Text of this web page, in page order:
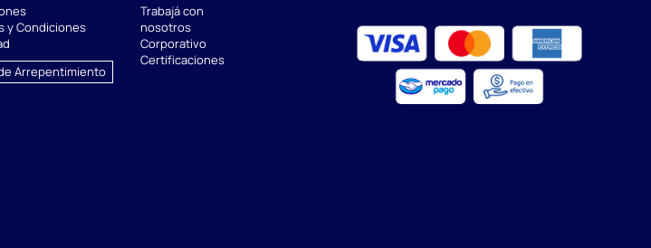
y Condiciones
Arrepentimiento
Trabajá con
nosotros
Corporativo
Certificaciones